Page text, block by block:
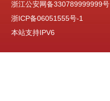
浙江公安网备330789999999号
浙ICP备06051555号-1
本站支持IPV6